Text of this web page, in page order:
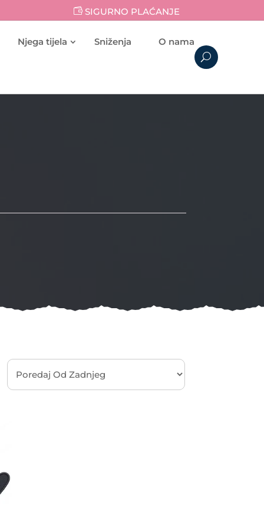
SIGURNO PLAĆANJE
Njega tijela Sniženja O nama